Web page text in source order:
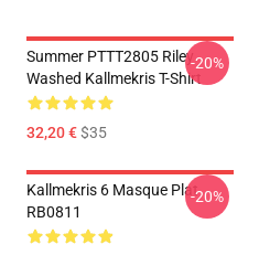
Summer PTTT2805 Riley
Washed Kallmekris T-Shirt
32,20 €$35
-20%
Kallmekris 6 Masque Plat
RB0811
-20%